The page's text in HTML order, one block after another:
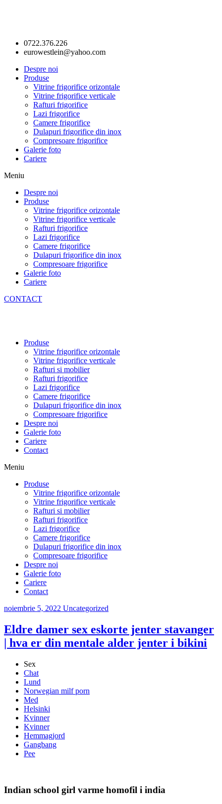
0722.376.226
eurowestlein@yahoo.com
Despre noi
Produse
Vitrine frigorifice orizontale
Vitrine frigorifice verticale
Rafturi frigorifice
Lazi frigorifice
Camere frigorifice
Dulapuri frigorifice din inox
Compresoare frigorifice
Galerie foto
Cariere
Meniu
Despre noi
Produse
Vitrine frigorifice orizontale
Vitrine frigorifice verticale
Rafturi frigorifice
Lazi frigorifice
Camere frigorifice
Dulapuri frigorifice din inox
Compresoare frigorifice
Galerie foto
Cariere
CONTACT
Produse
Vitrine frigorifice orizontale
Vitrine frigorifice verticale
Rafturi si mobilier
Rafturi frigorifice
Lazi frigorifice
Camere frigorifice
Dulapuri frigorifice din inox
Compresoare frigorifice
Despre noi
Galerie foto
Cariere
Contact
Meniu
Produse
Vitrine frigorifice orizontale
Vitrine frigorifice verticale
Rafturi si mobilier
Rafturi frigorifice
Lazi frigorifice
Camere frigorifice
Dulapuri frigorifice din inox
Compresoare frigorifice
Despre noi
Galerie foto
Cariere
Contact
noiembrie 5, 2022 Uncategorized
Eldre damer sex eskorte jenter stavanger
| hva er din mentale alder jenter i bikini
Sex
Chat
Lund
Norwegian milf porn
Med
Helsinki
Kvinner
Kvinner
Hemmagjord
Gangbang
Pee
Indian school girl varme homofil i india